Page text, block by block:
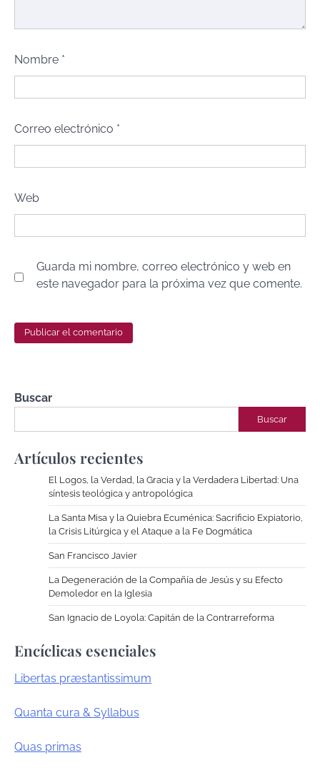
Nombre *
Correo electrónico *
Web
Guarda mi nombre, correo electrónico y web en
este navegador para la próxima vez que comente.
Buscar
Buscar
Artículos recientes
El Logos, la Verdad, la Gracia y la Verdadera Libertad: Una
síntesis teológica y antropológica
La Santa Misa y la Quiebra Ecuménica: Sacrificio Expiatorio,
la Crisis Litúrgica y el Ataque a la Fe Dogmática
San Francisco Javier
La Degeneración de la Compañía de Jesús y su Efecto
Demoledor en la Iglesia
San Ignacio de Loyola: Capitán de la Contrarreforma
Encíclicas esenciales
Libertas præstantissimum
Quanta cura & Syllabus
Quas primas